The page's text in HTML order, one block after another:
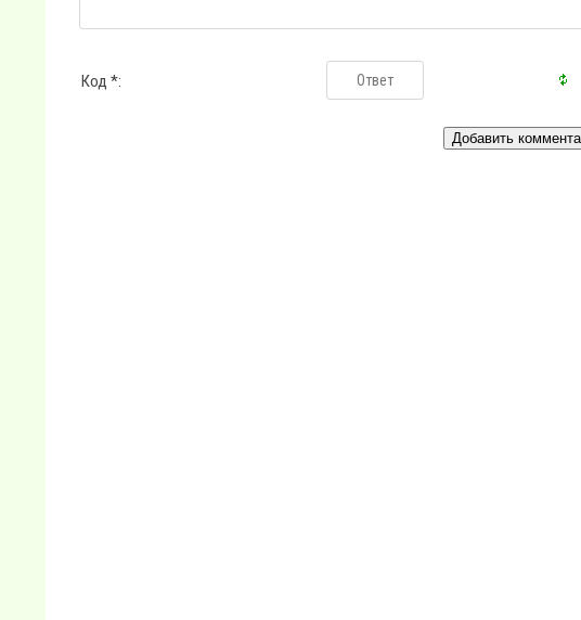
Код *: